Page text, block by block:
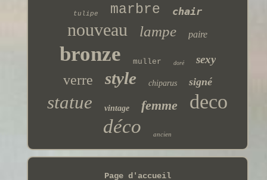
tulipe marbre chair
nouveau lampe paire
bronze muller doré sexy
verre style chiparus signé
statue vintage femme deco
déco ancien
Page d'accueil